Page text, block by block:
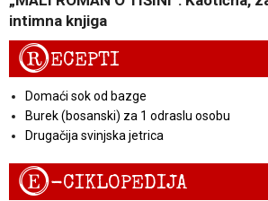
intimna knjiga
RECEPTI
Domaći sok od bazge
Burek (bosanski) za 1 odraslu osobu
Drugačija svinjska jetrica
E-CIKLOPEDIJA